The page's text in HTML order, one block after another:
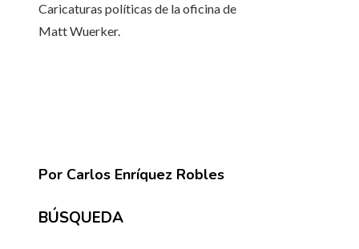
Caricaturas políticas de la oficina de
Matt Wuerker.
Por Carlos Enríquez Robles
BÚSQUEDA